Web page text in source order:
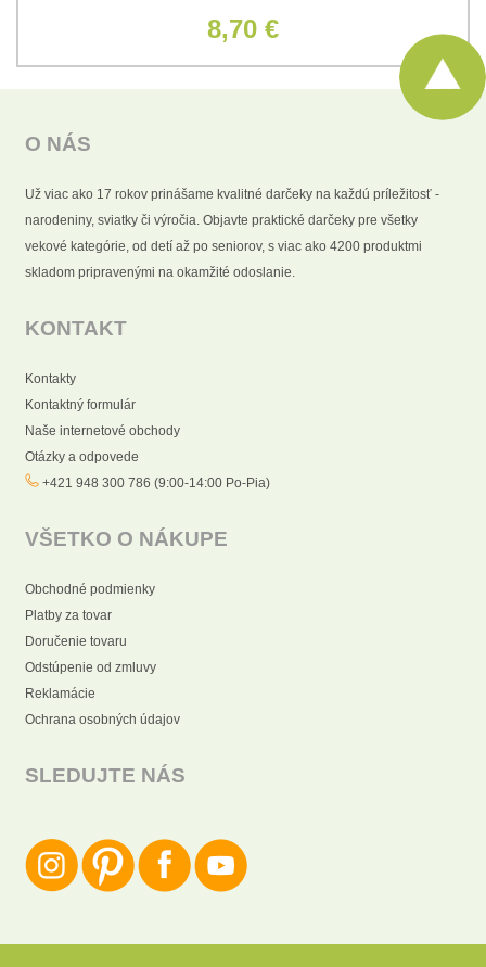
8,70 €
O NÁS
Už viac ako 17 rokov prinášame kvalitné darčeky na každú príležitosť -
narodeniny, sviatky či výročia. Objavte praktické darčeky pre všetky
vekové kategórie, od detí až po seniorov, s viac ako 4200 produktmi
skladom pripravenými na okamžité odoslanie.
KONTAKT
Kontakty
Kontaktný formulár
Naše internetové obchody
Otázky a odpovede
+421 948 300 786 (9:00-14:00 Po-Pia)
VŠETKO O NÁKUPE
Obchodné podmienky
Platby za tovar
Doručenie tovaru
Odstúpenie od zmluvy
Reklamácie
Ochrana osobných údajov
SLEDUJTE NÁS